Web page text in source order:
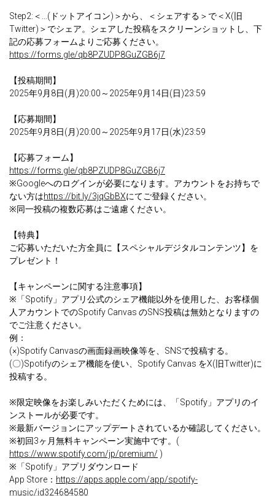
Step2:＜...(ドットアイコン)＞から、＜シェアする＞で＜X(旧
Twitter)＞でシェア。シェアした投稿をスクリーンショットし、下
記の応募フォームよりご応募ください。
https://forms.gle/qb8PZUDP8GuZGB6j7
【投稿期間】
2025年9月8日(月)20:00～2025年9月14日(日)23:59
【応募期間】
2025年9月8日(月)20:00～2025年9月17日(水)23:59
【応募フォーム】
https://forms.gle/qb8PZUDP8GuZGB6j7
※Googleへのログインが必要になります。アカウントをお持ちで
ない方はhttps://bit.ly/3jqGbBXにてご登録ください。
※同一投稿の複数応募はご遠慮ください。
【特典】
ご応募いただいた方全員に【スペシャルデジタルコンテンツ】を
プレゼント！
【キャンペーンに関する注意事項】
※「Spotify」アプリ公式のシェア機能以外を使用した、お客様個
人アカウントでのSpotify Canvas のSNS投稿は無効となりますの
でご注意ください。
例：
(×)Spotify Canvasの画面録画映像等を、SNSで投稿する。
(〇)Spotifyのシェア機能を使い、Spotify Canvas をX(旧Twitter)に
投稿する。
※限定映像をお楽しみいただくためには、「Spotify」アプリのイ
ンストールが必要です。
※最新バージョンにアップデートされているか確認してください。
※初回3ヶ月無料キャンペーン実施中です。(
https://www.spotify.com/jp/premium/ )
※「Spotify」アプリダウンロード
App Store： https://apps.apple.com/app/spotify-
music/id324684580